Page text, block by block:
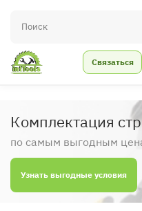
Связаться
Комплектация
по самым выгодным
Узнать выгодные условия